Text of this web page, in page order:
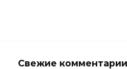
Свежие комментарии